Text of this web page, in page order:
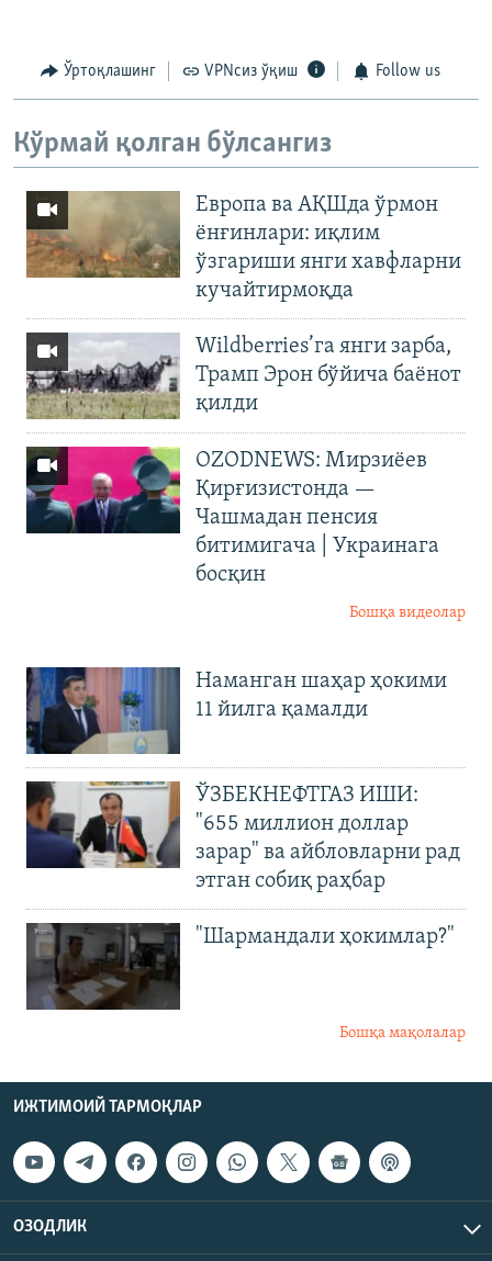
Ўртоқлашинг VPNсиз ўқиш Follow us
Кўрмай қолган бўлсангиз
Европа ва АҚШда ўрмон
ёнғинлари: иқлим
ўзгариши янги хавфларни
кучайтирмоқда
Wildberries’га янги зарба,
Трамп Эрон бўйича баёнот
қилди
OZODNEWS: Мирзиёев
Қирғизистонда —
Чашмадан пенсия
битимигача | Украинага
босқин
Бошқа видеолар
Наманган шаҳар ҳокими
11 йилга қамалди
ЎЗБЕКНЕФТГАЗ ИШИ:
"655 миллион доллар
зарар" ва айбловларни рад
этган собиқ раҳбар
"Шармандали ҳокимлар?"
Бошқа мақолалар
ИЖТИМОИЙ ТАРМОҚЛАР
ОЗОДЛИК